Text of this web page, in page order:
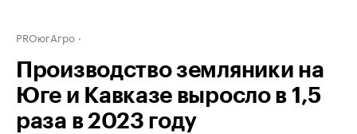
PROюгАгро
Производство земляники на
Юге и Кавказе выросло в 1,5
раза в 2023 году